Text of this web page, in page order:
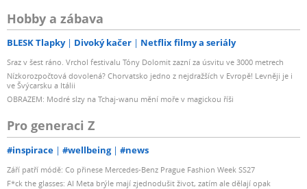
Hobby a zábava
BLESK Tlapky Divoký kačer Netflix filmy a seriály
Sraz v šest ráno. Vrchol festivalu Tóny Dolomit zazní za úsvitu ve 3000 metrech
Nízkorozpočtová dovolená? Chorvatsko jedno z nejdražších v Evropě! Levněji je i
ve Švýcarsku a Itálii
OBRAZEM: Modré slzy na Tchaj-wanu mění moře v magickou říši
Pro generaci Z
#inspirace #wellbeing #news
Září patří módě: Co přinese Mercedes-Benz Prague Fashion Week SS27
F*ck the glasses: AI Meta brýle mají zjednodušit život, zatím ale dělají opak